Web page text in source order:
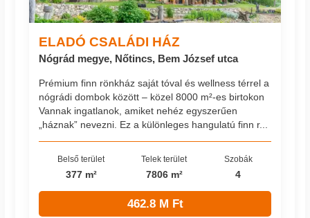
ELADÓ CSALÁDI HÁZ
Nógrád megye, Nőtincs, Bem József utca
Prémium finn rönkház saját tóval és wellness térrel a
nógrádi dombok között – közel 8000 m²-es birtokon
Vannak ingatlanok, amiket nehéz egyszerűen
„háznak” nevezni. Ez a különleges hangulatú finn r...
Belső terület
377 m²
Telek terület
7806 m²
Szobák
4
462.8 M Ft